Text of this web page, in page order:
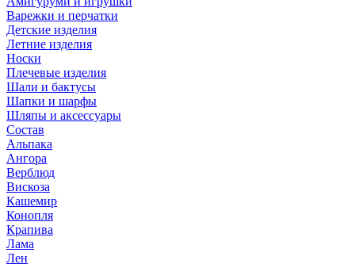
Варежки и перчатки
Детские изделия
Летние изделия
Носки
Плечевые изделия
Шали и бактусы
Шапки и шарфы
Шляпы и аксессуары
Состав
Альпака
Ангора
Верблюд
Вискоза
Кашемир
Конопля
Крапива
Лама
Лен